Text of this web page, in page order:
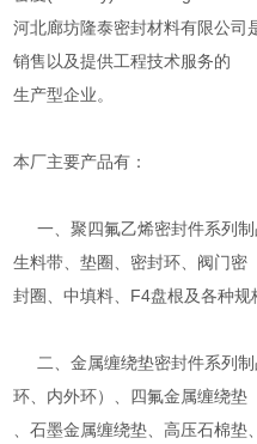
河北廊坊隆泰密封材料有限公司
销售以及提供工程技术服务的
生产型企业。
本厂主要产品有：
一、聚四氟乙烯密封件系列制
生料带、垫圈、密封环、阀门密
封圈、中填料、F4盘根及各种规
二、金属缠绕垫密封件系列制
环、内外环）、四氟金属缠绕垫
、石墨金属缠绕垫、高压石棉垫